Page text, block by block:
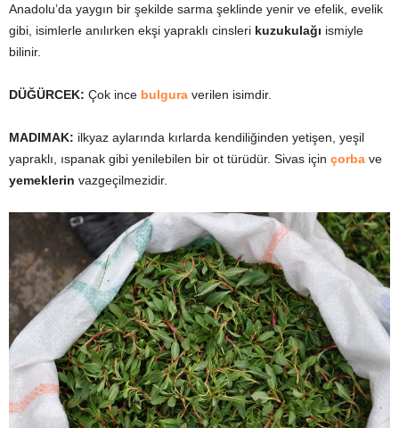
Anadolu’da yaygın bir şekilde sarma şeklinde yenir ve efelik, evelik
gibi, isimlerle anılırken ekşi yapraklı cinsleri kuzukulağı ismiyle
bilinir.
DÜĞÜRCEK: Çok ince bulgura verilen isimdir.
MADIMAK: ilkyaz aylarında kırlarda kendiliğinden yetişen, yeşil
yapraklı, ıspanak gibi yenilebilen bir ot türüdür. Sivas için çorba ve
yemeklerin vazgeçilmezidir.